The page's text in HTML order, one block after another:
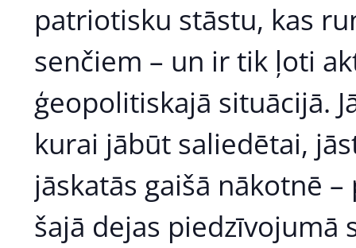
patriotisku stāstu, kas
senčiem – un ir tik ļoti
ģeopolitiskajā situācijā.
kurai jābūt saliedētai,
jāskatās gaišā nākotnē
šajā dejas piedzīvojumā